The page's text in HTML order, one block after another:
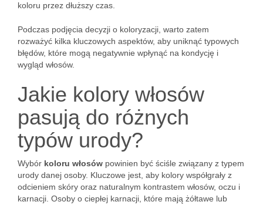
koloru przez dłuższy czas.
Podczas podjęcia decyzji o koloryzacji, warto zatem
rozważyć kilka kluczowych aspektów, aby uniknąć typowych
błędów, które mogą negatywnie wpłynąć na kondycję i
wygląd włosów.
Jakie kolory włosów
pasują do różnych
typów urody?
Wybór koloru włosów powinien być ściśle związany z typem
urody danej osoby. Kluczowe jest, aby kolory współgrały z
odcieniem skóry oraz naturalnym kontrastem włosów, oczu i
karnacji. Osoby o ciepłej karnacji, które mają żółtawe lub